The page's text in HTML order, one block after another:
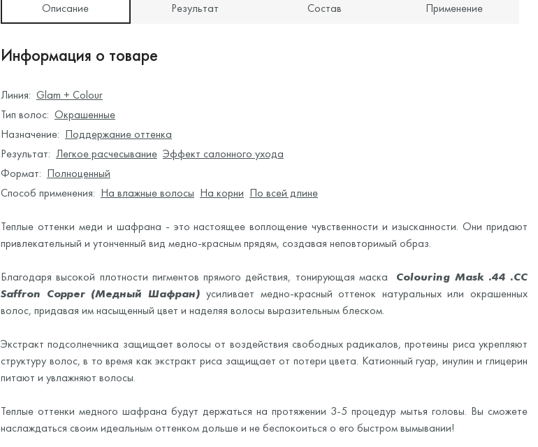
Описание Результат Состав Применение
Информация о товаре
Линия: Glam + Colour
Тип волос: Окрашенные
Назначение: Поддержание оттенка
Результат: Легкое расчесывание Эффект салонного ухода
Формат: Полноценный
Способ применения: На влажные волосы На корни По всей длине
Теплые оттенки меди и шафрана - это настоящее воплощение чувственности и изысканности. Они придают
привлекательный и утонченный вид медно-красным прядям, создавая неповторимый образ.
Благодаря высокой плотности пигментов прямого действия, тонирующая маска Colouring Mask .44 .СС
Saffron Copper (Медный Шафран) усиливает медно-красный оттенок натуральных или окрашенных
волос, придавая им насыщенный цвет и наделяя волосы выразительным блеском.
Экстракт подсолнечника защищает волосы от воздействия свободных радикалов, протеины риса укрепляют
структуру волос, в то время как экстракт риса защищает от потери цвета. Катионный гуар, инулин и глицерин
питают и увлажняют волосы.
Теплые оттенки медного шафрана будут держаться на протяжении 3-5 процедур мытья головы. Вы сможете
наслаждаться своим идеальным оттенком дольше и не беспокоиться о его быстром вымывании!